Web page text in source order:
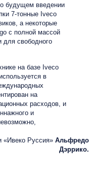
будущем введении
7-тонные Iveco
а некоторые
с полной массой
для свободного
на базе Iveco
в
на
расходов, и
и
«Ивеко Руссия» Альфредо
Дэррико.